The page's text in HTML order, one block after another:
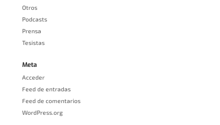
Otros
Podcasts
Prensa
Tesistas
Meta
Acceder
Feed de entradas
Feed de comentarios
WordPress.org